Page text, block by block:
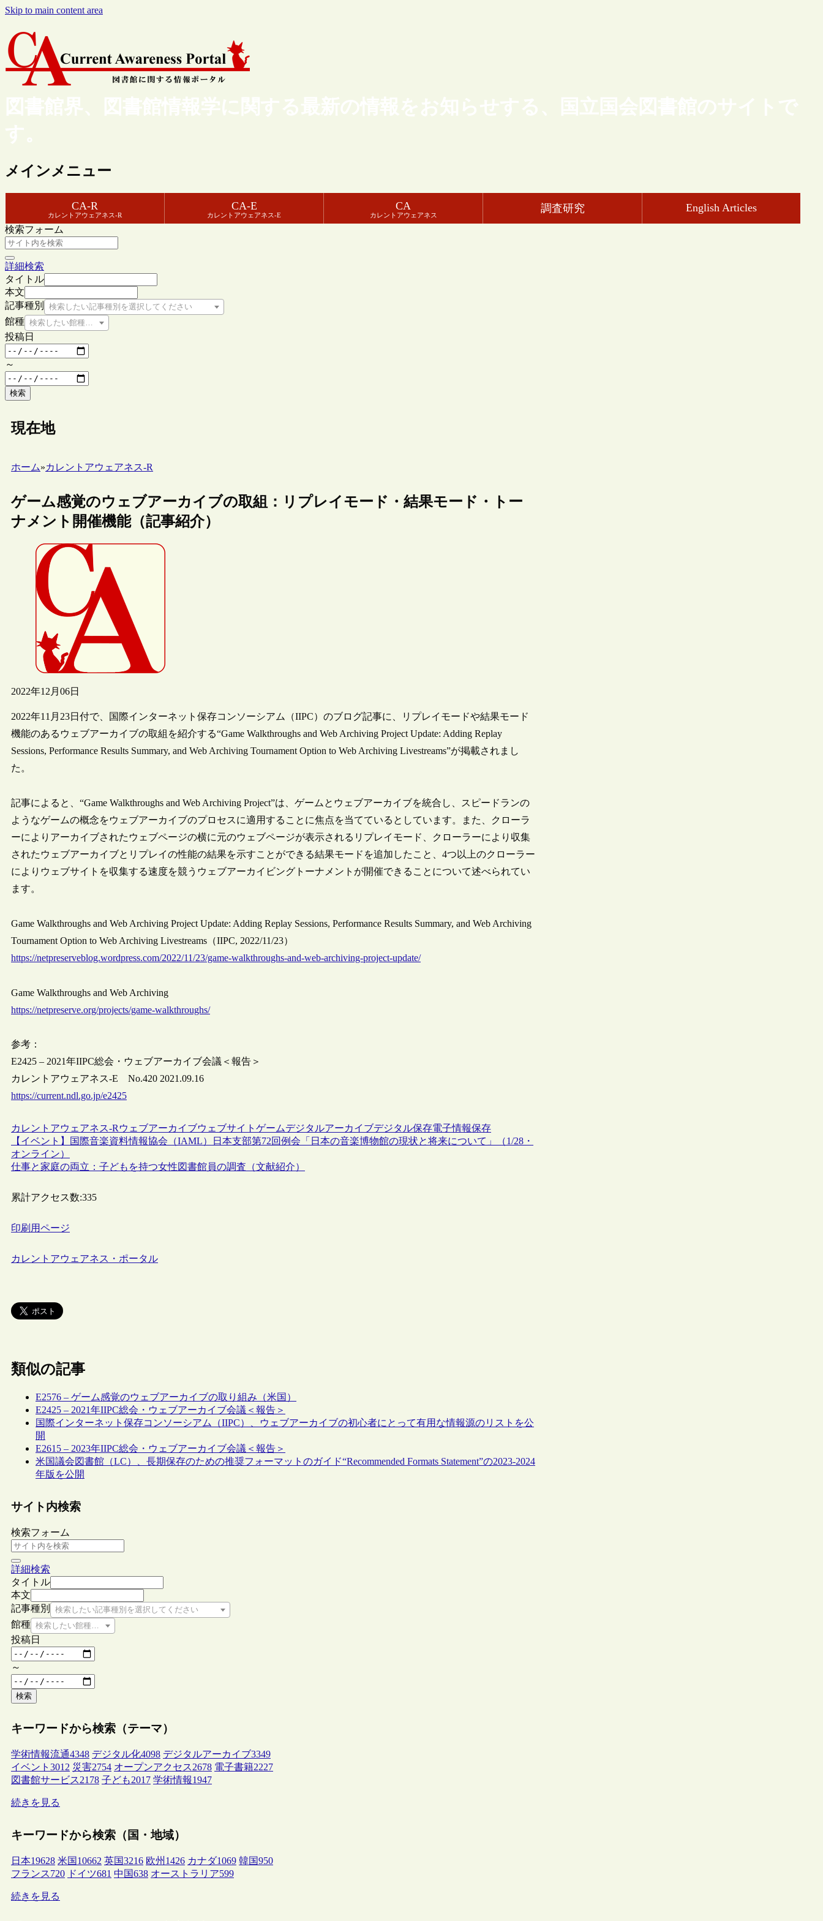
Skip to main content area
図書館界、図書館情報学に関する最新の情報をお知らせする、国立国会図書館のサイトで
す。
メインメニュー
CA-R
カレントアウェアネス-R
CA-E
カレントアウェアネス-E
CA
カレントアウェアネス
調査研究 English Articles
検索フォーム
詳細検索
タイトル
本文
記事種別
検索したい記事種別を選択してください
館種 検索したい館種を選択してください
投稿日
～
検索
現在地
ホーム»カレントアウェアネス-R
ゲーム感覚のウェブアーカイブの取組：リプレイモード・結果モード・トー
ナメント開催機能（記事紹介）
2022年12月06日
2022年11月23日付で、国際インターネット保存コンソーシアム（IIPC）のブログ記事に、リプレイモードや結果モード
機能のあるウェブアーカイブの取組を紹介する“Game Walkthroughs and Web Archiving Project Update: Adding Replay
Sessions, Performance Results Summary, and Web Archiving Tournament Option to Web Archiving Livestreams”が掲載されまし
た。
記事によると、“Game Walkthroughs and Web Archiving Project”は、ゲームとウェブアーカイブを統合し、スピードランの
ようなゲームの概念をウェブアーカイブのプロセスに適用することに焦点を当てているとしています。また、クローラ
ーによりアーカイブされたウェブページの横に元のウェブページが表示されるリプレイモード、クローラーにより収集
されたウェブアーカイブとリプレイの性能の結果を示すことができる結果モードを追加したこと、4つ以上のクローラー
によりウェブサイトを収集する速度を競うウェブアーカイビングトーナメントが開催できることについて述べられてい
ます。
Game Walkthroughs and Web Archiving Project Update: Adding Replay Sessions, Performance Results Summary, and Web Archiving
Tournament Option to Web Archiving Livestreams（IIPC, 2022/11/23）
https://netpreserveblog.wordpress.com/2022/11/23/game-walkthroughs-and-web-archiving-project-update/
Game Walkthroughs and Web Archiving
https://netpreserve.org/projects/game-walkthroughs/
参考：
E2425 – 2021年IIPC総会・ウェブアーカイブ会議＜報告＞
カレントアウェアネス-E No.420 2021.09.16
https://current.ndl.go.jp/e2425
カレントアウェアネス-R ウェブアーカイブウェブサイト ゲームデジタルアーカイブデジタル保存電子情報保存
【イベント】国際音楽資料情報協会（IAML）日本支部第72回例会「日本の音楽博物館の現状と将来について」（1/28・
オンライン）
仕事と家庭の両立：子どもを持つ女性図書館員の調査（文献紹介）
累計アクセス数:335
印刷用ページ
カレントアウェアネス・ポータル
類似の記事
E2576 – ゲーム感覚のウェブアーカイブの取り組み（米国）
E2425 – 2021年IIPC総会・ウェブアーカイブ会議＜報告＞
国際インターネット保存コンソーシアム（IIPC）、ウェブアーカイブの初心者にとって有用な情報源のリストを公
開
E2615 – 2023年IIPC総会・ウェブアーカイブ会議＜報告＞
米国議会図書館（LC）、長期保存のための推奨フォーマットのガイド“Recommended Formats Statement”の2023-2024
年版を公開
サイト内検索
検索フォーム
詳細検索
タイトル
本文
記事種別
検索したい記事種別を選択してください
館種 検索したい館種を選択してください
投稿日
～
検索
キーワードから検索（テーマ）
学術情報流通4348 デジタル化4098 デジタルアーカイブ3349
イベント 3012 災害2754 オープンアクセス2678 電子書籍2227
図書館サービス2178 子ども2017 学術情報1947
続きを見る
キーワードから検索（国・地域）
日本19628 米国 10662 英国3216 欧州 1426 カナダ1069 韓国950
フランス720 ドイツ681 中国638 オーストラリア599
続きを見る